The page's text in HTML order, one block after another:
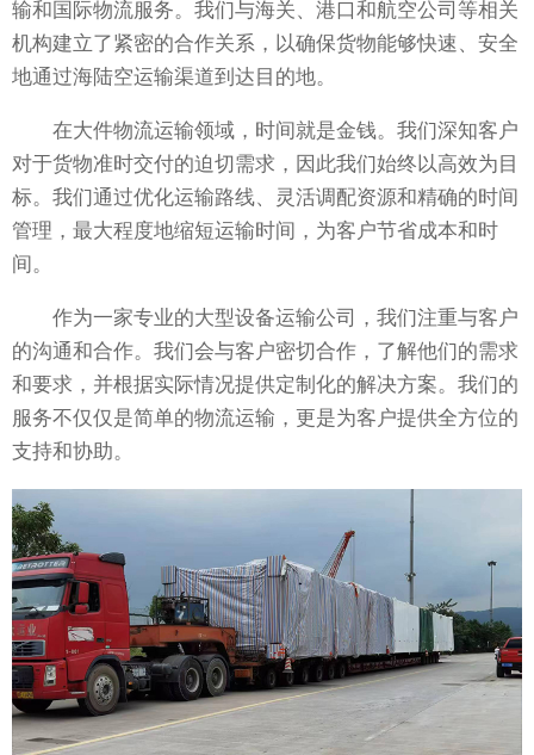
输和国际物流服务。我们与海关、港口和航空公司等相关
机构建立了紧密的合作关系，以确保货物能够快速、安全
地通过海陆空运输渠道到达目的地。
在大件物流运输领域，时间就是金钱。我们深知客户
对于货物准时交付的迫切需求，因此我们始终以高效为目
标。我们通过优化运输路线、灵活调配资源和精确的时间
管理，最大程度地缩短运输时间，为客户节省成本和时
间。
作为一家专业的大型设备运输公司，我们注重与客户
的沟通和合作。我们会与客户密切合作，了解他们的需求
和要求，并根据实际情况提供定制化的解决方案。我们的
服务不仅仅是简单的物流运输，更是为客户提供全方位的
支持和协助。